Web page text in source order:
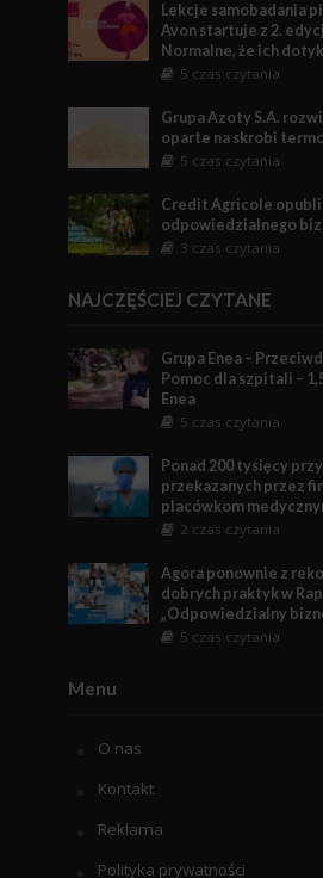
Lekcje samobadania
Avon startuje z 2.
Normalne, że ich
5 czas czytania
Grupa Azoty S.A.
oparte na skrobi
5 czas czytania
Credit Agricole
odpowiedzialnego
3 czas czytania
NAJCZĘŚCIEJ CZYTANE
Grupa Enea –
Pomoc dla szpitali –
Enea
5 czas czytania
Ponad 200 tysięcy
przekazanych przez
placówkom
2 czas czytania
Agora ponownie z
dobrych praktyk w
„Odpowiedzialny
5 czas czytania
Menu
O nas
Kontakt
Reklama
Polityka prywatności